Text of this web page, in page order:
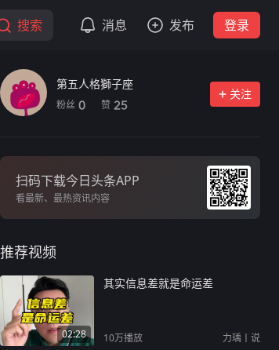
搜索 消息 发布 登录
第五人格獅子座
粉丝 0 赞 25
关注
扫码下载今日头条APP
看最新、最热资讯内容
推荐视频
02:28
其实信息差就是命运差
10万播放 力瑀丨说